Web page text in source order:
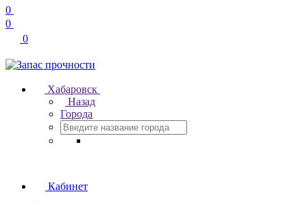
0
0
0
Хабаровск
Назад
Города
Кабинет